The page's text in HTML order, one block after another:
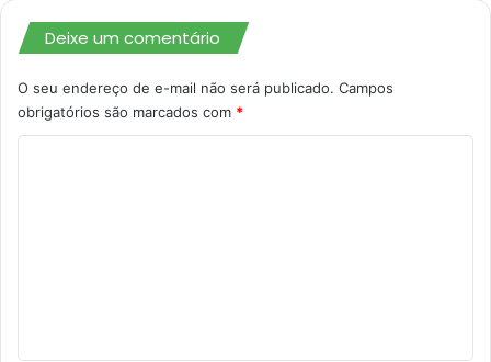
Deixe um comentário
O seu endereço de e-mail não será publicado. Campos
obrigatórios são marcados com *